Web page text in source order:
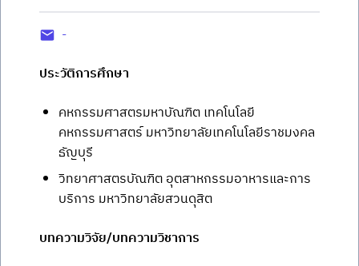
-
ประวัติการศึกษา
คหกรรมศาสตรมหาบัณฑิต เทคโนโลยี
คหกรรมศาสตร์ มหาวิทยาลัยเทคโนโลยีราชมงคล
ธัญบุรี
วิทยาศาสตรบัณฑิต อุตสาหกรรมอาหารและการ
บริการ มหาวิทยาลัยสวนดุสิต
บทความวิจัย/บทความวิชาการ